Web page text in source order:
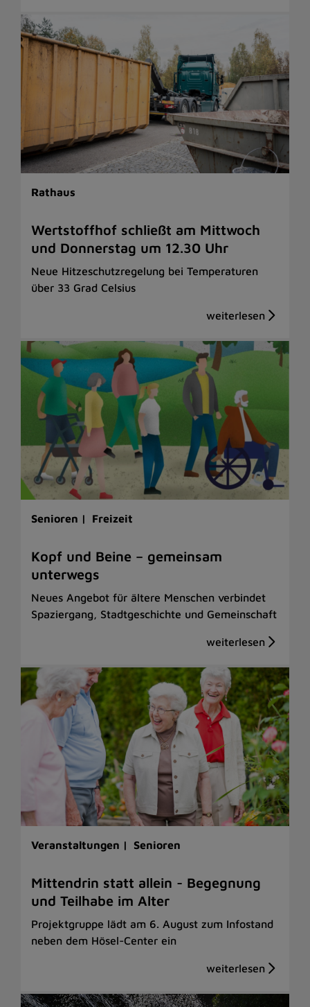
Rathaus
Wertstoffhof schließt am Mittwoch
und Donnerstag um 12.30 Uhr
Neue Hitzeschutzregelung bei Temperaturen
über 33 Grad Celsius
Senioren | Freizeit
Kopf und Beine – gemeinsam
unterwegs
Neues Angebot für ältere Menschen verbindet
Spaziergang, Stadtgeschichte und Gemeinschaft
Veranstaltungen | Senioren
Mittendrin statt allein - Begegnung
und Teilhabe im Alter
Projektgruppe lädt am 6. August zum Infostand
neben dem Hösel-Center ein